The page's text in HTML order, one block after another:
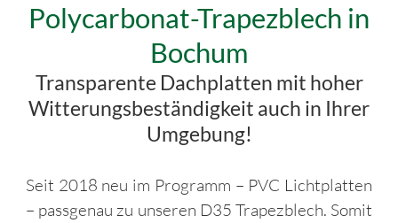
Polycarbonat-Trapezblech in
Bochum
Transparente Dachplatten mit hoher
Witterungsbeständigkeit auch in Ihrer
Umgebung!
Seit 2018 neu im Programm – PVC Lichtplatten
– passgenau zu unseren D35 Trapezblech. Somit